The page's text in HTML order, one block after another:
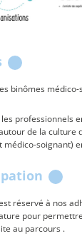
binômes
professionnels
de la culture
médico-soignant)
réservé à nos
pour
au parcours .